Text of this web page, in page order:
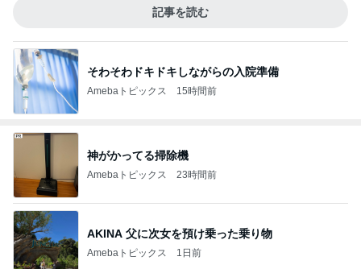
記事を読む
そわそわドキドキしながらの入院準備
Amebaトピックス 15時間前
神がかってる掃除機
Amebaトピックス 23時間前
AKINA 父に次女を預け乗った乗り物
Amebaトピックス 1日前